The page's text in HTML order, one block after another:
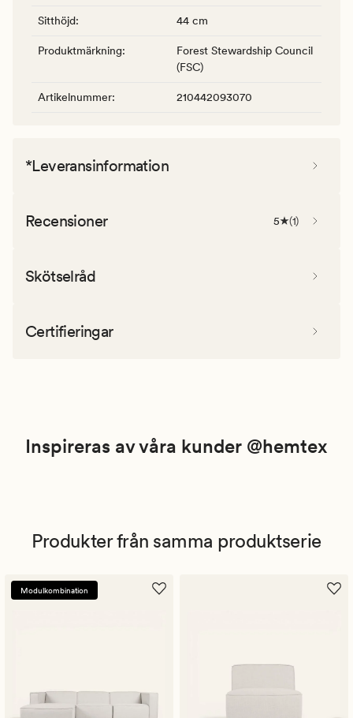
Sitthöjd: 44 cm
Produktmärkning:
Forest Stewardship Council
(FSC)
Artikelnummer: 210442093070
*Leveransinformation
Recensioner 5 (1)
Skötselråd
Certifieringar
Inspireras av våra kunder @hemtex
Produkter från samma produktserie
Modulkombination